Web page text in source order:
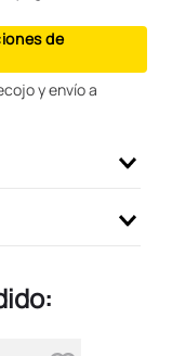
de
y envío a